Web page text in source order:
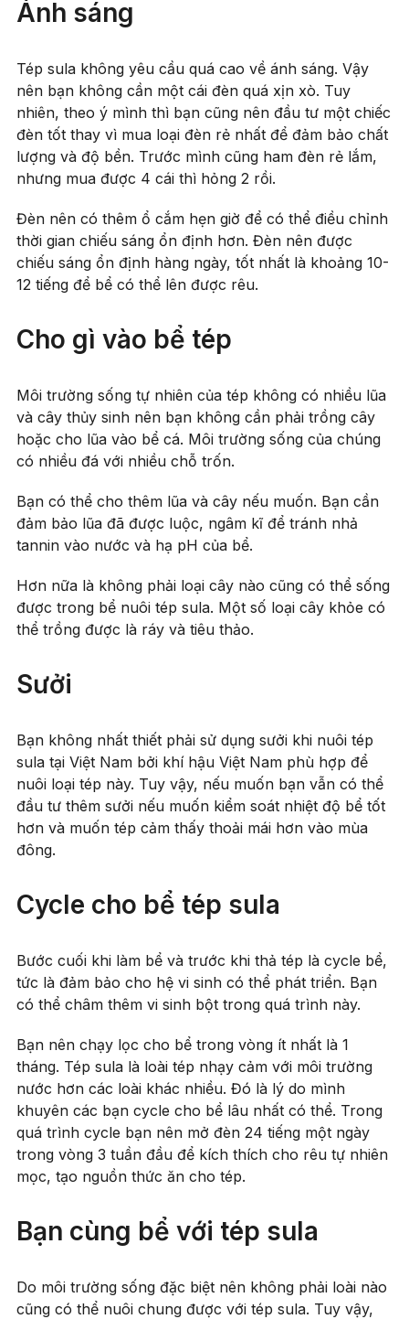
Ánh sáng
Tép sula không yêu cầu quá cao về ánh sáng. Vậy
nên bạn không cần một cái đèn quá xịn xò. Tuy
nhiên, theo ý mình thì bạn cũng nên đầu tư một chiếc
đèn tốt thay vì mua loại đèn rẻ nhất để đảm bảo chất
lượng và độ bền. Trước mình cũng ham đèn rẻ lắm,
nhưng mua được 4 cái thì hỏng 2 rồi.
Đèn nên có thêm ổ cắm hẹn giờ để có thể điều chỉnh
thời gian chiếu sáng ổn định hơn. Đèn nên được
chiếu sáng ổn định hàng ngày, tốt nhất là khoảng 10-
12 tiếng để bể có thể lên được rêu.
Cho gì vào bể tép
Môi trường sống tự nhiên của tép không có nhiều lũa
và cây thủy sinh nên bạn không cần phải trồng cây
hoặc cho lũa vào bể cá. Môi trường sống của chúng
có nhiều đá với nhiều chỗ trốn.
Bạn có thể cho thêm lũa và cây nếu muốn. Bạn cần
đảm bảo lũa đã được luộc, ngâm kĩ để tránh nhả
tannin vào nước và hạ pH của bể.
Hơn nữa là không phải loại cây nào cũng có thể sống
được trong bể nuôi tép sula. Một số loại cây khỏe có
thể trồng được là ráy và tiêu thảo.
Sưởi
Bạn không nhất thiết phải sử dụng sưởi khi nuôi tép
sula tại Việt Nam bởi khí hậu Việt Nam phù hợp để
nuôi loại tép này. Tuy vậy, nếu muốn bạn vẫn có thể
đầu tư thêm sưởi nếu muốn kiểm soát nhiệt độ bể tốt
hơn và muốn tép cảm thấy thoải mái hơn vào mùa
đông.
Cycle cho bể tép sula
Bước cuối khi làm bể và trước khi thả tép là cycle bể,
tức là đảm bảo cho hệ vi sinh có thể phát triển. Bạn
có thể châm thêm vi sinh bột trong quá trình này.
Bạn nên chạy lọc cho bể trong vòng ít nhất là 1
tháng. Tép sula là loài tép nhạy cảm với môi trường
nước hơn các loài khác nhiều. Đó là lý do mình
khuyên các bạn cycle cho bể lâu nhất có thể. Trong
quá trình cycle bạn nên mở đèn 24 tiếng một ngày
trong vòng 3 tuần đầu để kích thích cho rêu tự nhiên
mọc, tạo nguồn thức ăn cho tép.
Bạn cùng bể với tép sula
Do môi trường sống đặc biệt nên không phải loài nào
cũng có thể nuôi chung được với tép sula. Tuy vậy,